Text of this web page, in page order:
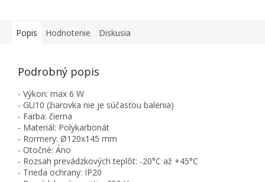
Popis Hodnotenie Diskusia
Podrobný popis
- Výkon: max 6 W
- GU10 (žiarovka nie je súčasťou balenia)
- Farba: čierna
- Materiál: Polykarbonát
- Rormery: Ø120x145 mm
- Otočné: Áno
- Rozsah prevádzkových teplôt: -20°C až +45°C
- Trieda ochrany: IP20